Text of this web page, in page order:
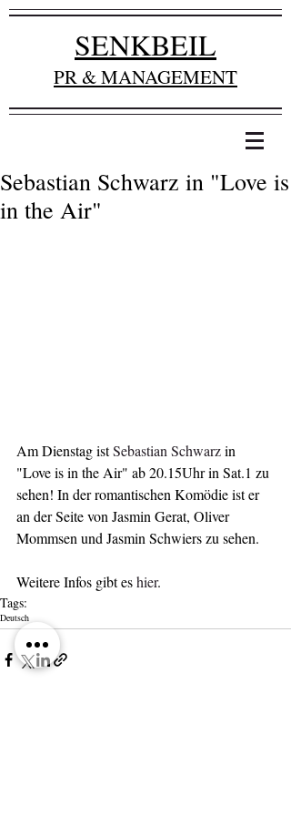
SENKBEIL
PR & MANAGEMENT
Sebastian Schwarz in "Love is
in the Air"
Am Dienstag ist Sebastian Schwarz in
"Love is in the Air" ab 20.15Uhr in Sat.1 zu
sehen! In der romantischen Komödie ist er
an der Seite von Jasmin Gerat, Oliver
Mommsen und Jasmin Schwiers zu sehen.
Weitere Infos gibt es hier.
Tags:
Deutsch